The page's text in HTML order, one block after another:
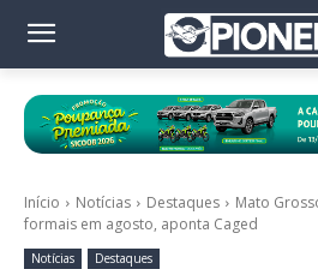
Início Notícias Destaques
Mato
formais em agosto, aponta Caged
Notícias Destaques